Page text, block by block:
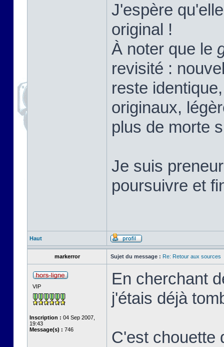
J'espère
original !
À noter que le
revisité :
reste
originaux,
plus de morte
Je suis
poursuivre et
Haut
markerror Sujet du message : Re: Retour aux sources
VIP
Inscription : 04 Sep 2007,
19:43
Message(s) : 746
En cherchant
j'étais déjà
C'est chouette